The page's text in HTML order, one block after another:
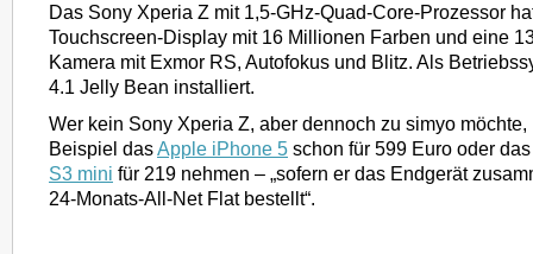
Das Sony Xperia Z mit 1,5-GHz-Quad-Core-Prozessor
Touchscreen-Display mit 16 Millionen Farben und eine
Kamera mit Exmor RS, Autofokus und Blitz. Als
4.1 Jelly Bean installiert.
Wer kein Sony Xperia Z, aber dennoch zu simyo möchte,
Beispiel dasApple iPhone 5 schon für 599 Euro oder
S3 mini für 219 nehmen – „sofern er das Endgerät
24-Monats-All-Net Flat bestellt“.